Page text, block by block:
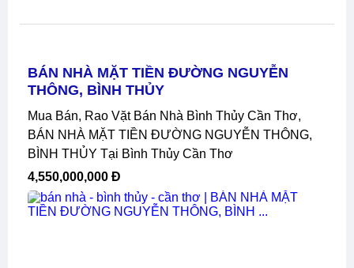
BÁN NHÀ MẶT TIỀN ĐƯỜNG NGUYỄN
THÔNG, BÌNH THỦY
Mua Bán, Rao Vặt Bán Nhà Bình Thủy Cần Thơ,
BÁN NHÀ MẶT TIỀN ĐƯỜNG NGUYỄN THÔNG,
BÌNH THỦY Tại Bình Thủy Cần Thơ
4,550,000,000 Đ